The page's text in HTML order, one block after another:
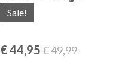
Sale!
€ 44,95€ 49,99